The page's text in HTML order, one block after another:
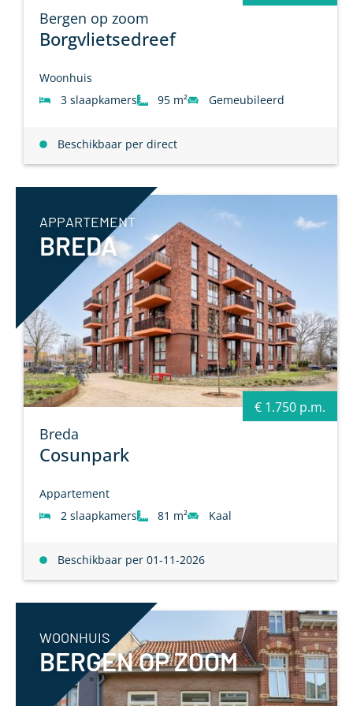
Bergen op zoom
Borgvlietsedreef
Woonhuis
3 slaapkamers
95 m² Gemeubileerd
Beschikbaar per direct
APPARTEMENT
BREDA
€ 1.750 p.m.
Breda
Cosunpark
Appartement
2 slaapkamers
81 m² Kaal
Beschikbaar per 01-11-2026
WOONHUIS
BERGEN OP ZOOM